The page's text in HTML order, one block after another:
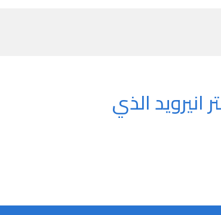
انيرويد الذي